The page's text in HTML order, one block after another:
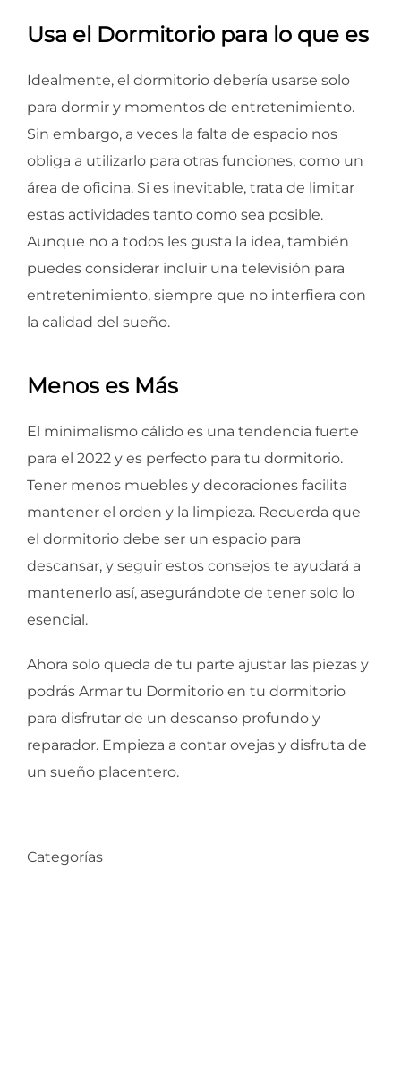
Usa el Dormitorio para lo que es
Idealmente, el dormitorio debería usarse solo
para dormir y momentos de entretenimiento.
Sin embargo, a veces la falta de espacio nos
obliga a utilizarlo para otras funciones, como un
área de oficina. Si es inevitable, trata de limitar
estas actividades tanto como sea posible.
Aunque no a todos les gusta la idea, también
puedes considerar incluir una televisión para
entretenimiento, siempre que no interfiera con
la calidad del sueño.
Menos es Más
El minimalismo cálido es una tendencia fuerte
para el 2022 y es perfecto para tu dormitorio.
Tener menos muebles y decoraciones facilita
mantener el orden y la limpieza. Recuerda que
el dormitorio debe ser un espacio para
descansar, y seguir estos consejos te ayudará a
mantenerlo así, asegurándote de tener solo lo
esencial.
Ahora solo queda de tu parte ajustar las piezas y
podrás Armar tu Dormitorio en tu dormitorio
para disfrutar de un descanso profundo y
reparador. Empieza a contar ovejas y disfruta de
un sueño placentero.
Categorías